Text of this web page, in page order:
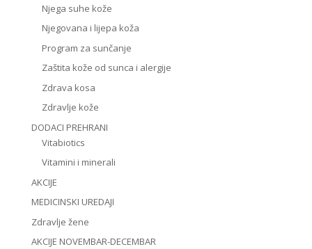
Njega suhe kože
Njegovana i lijepa koža
Program za sunčanje
Zaštita kože od sunca i alergije
Zdrava kosa
Zdravlje kože
DODACI PREHRANI
Vitabiotics
Vitamini i minerali
AKCIJE
MEDICINSKI UREDAJI
Zdravlje žene
AKCIJE NOVEMBAR-DECEMBAR